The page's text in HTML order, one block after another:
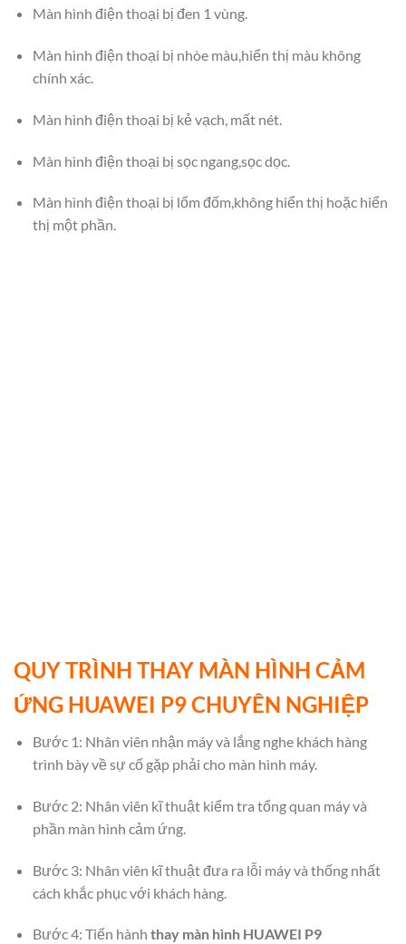
Màn hình điện thoại bị đen 1 vùng.
Màn hình điện thoại bị nhòe màu,hiển thị màu không
chính xác.
Màn hình điện thoại bị kẻ vạch, mất nét.
Màn hình điện thoại bị sọc ngang,sọc dọc.
Màn hình điện thoại bị lốm đốm,không hiển thị hoặc hiển
thị một phần.
QUY TRÌNH THAY MÀN HÌNH CẢM
ỨNG HUAWEI P9CHUYÊN NGHIỆP
Bước 1: Nhân viên nhận máy và lắng nghe khách hàng
trình bày về sự cố gặp phải cho màn hình máy.
Bước 2: Nhân viên kĩ thuật kiểm tra tổng quan máy và
phần màn hình cảm ứng.
Bước 3: Nhân viên kĩ thuật đưa ra lỗi máy và thống nhất
cách khắc phục với khách hàng.
Bước 4: Tiến hành thay màn hình HUAWEI P9